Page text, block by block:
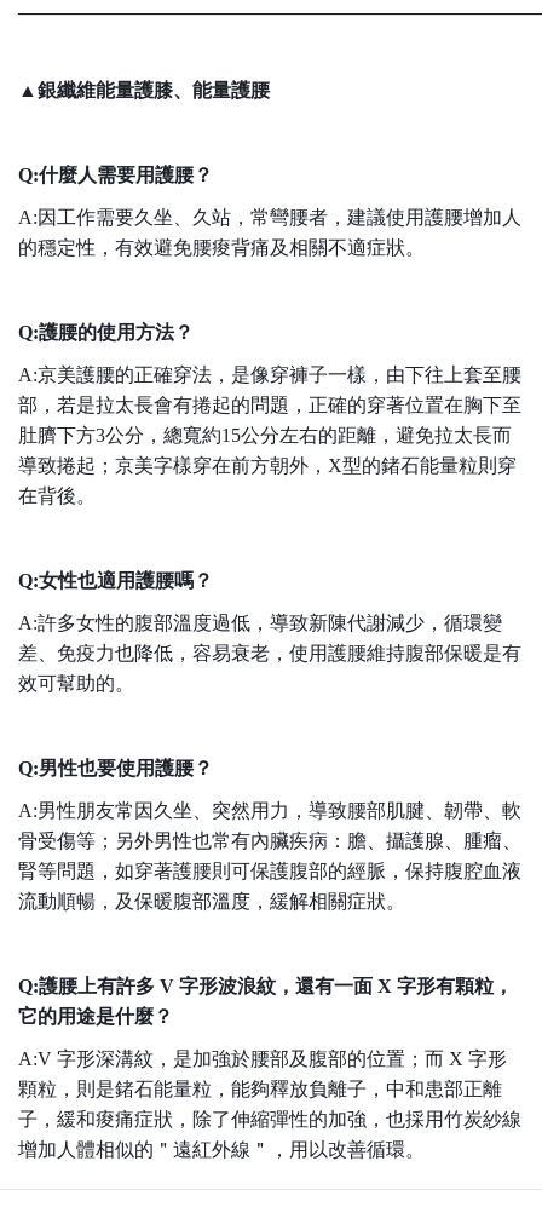
▲銀纖維能量護膝、能量護腰
Q:什麼人需要用護腰？
A:因工作需要久坐、久站，常彎腰者，建議使用護腰增加人
的穩定性，有效避免腰痠背痛及相關不適症狀。
Q:護腰的使用方法？
A:京美護腰的正確穿法，是像穿褲子一樣，由下往上套至腰
部，若是拉太長會有捲起的問題，正確的穿著位置在胸下至
肚臍下方3公分，總寬約15公分左右的距離，避免拉太長而
導致捲起；京美字樣穿在前方朝外，X型的鍺石能量粒則穿
在背後。
Q:女性也適用護腰嗎？
A:許多女性的腹部溫度過低，導致新陳代謝減少，循環變
差、免疫力也降低，容易衰老，使用護腰維持腹部保暖是有
效可幫助的。
Q:男性也要使用護腰？
A:男性朋友常因久坐、突然用力，導致腰部肌腱、韌帶、軟
骨受傷等；另外男性也常有內臟疾病：膽、攝護腺、腫瘤、
腎等問題，如穿著護腰則可保護腹部的經脈， 保持腹腔血液
流動順暢，及保暖腹部溫度，緩解相關症狀。
Q:護腰上有許多 V 字形波浪紋，還有一面 X 字形有顆粒，
它的用途是什麼？
A:V 字形深溝紋，是加強於腰部及腹部的位置；而 X 字形
顆粒，則是鍺石能量粒，能夠釋放負離子，中和患部正離
子，緩和痠痛症狀，除了伸縮彈性的加強，也採用竹炭紗線
增加人體相似的＂遠紅外線＂，用以改善循環。